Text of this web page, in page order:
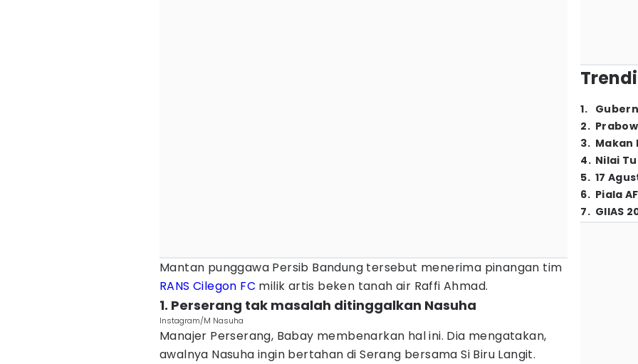
Mantan punggawa Persib Bandung tersebut menerima pinangan tim
RANS Cilegon FC milik artis beken tanah air Raffi Ahmad.
1. Perserang tak masalah ditinggalkan Nasuha
Instagram/M Nasuha
Manajer Perserang, Babay membenarkan hal ini. Dia mengatakan,
awalnya Nasuha ingin bertahan di Serang bersama Si Biru Langit.
1.
2.
3. Makan
4. Nilai
5. 17
6. Piala
7. GIIAS